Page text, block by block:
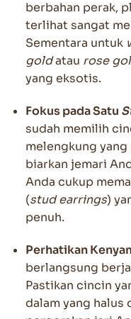
berbahan perak,
terlihat sangat
Sementara untuk
goldatau rose
yang eksotis.
Fokus pada Satu
sudah memilih
melengkung yang
biarkan jemari
Anda cukup
(stud earrings)
penuh.
Perhatikan
berlangsung
Pastikan cincin
dalam yang halus